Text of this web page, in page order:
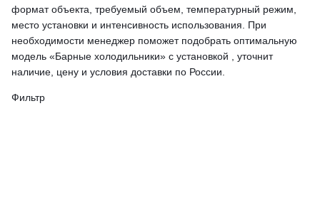
формат объекта, требуемый объем, температурный режим,
место установки и интенсивность использования. При
необходимости менеджер поможет подобрать оптимальную
модель «Барные холодильники» с установкой , уточнит
наличие, цену и условия доставки по России.
Фильтр